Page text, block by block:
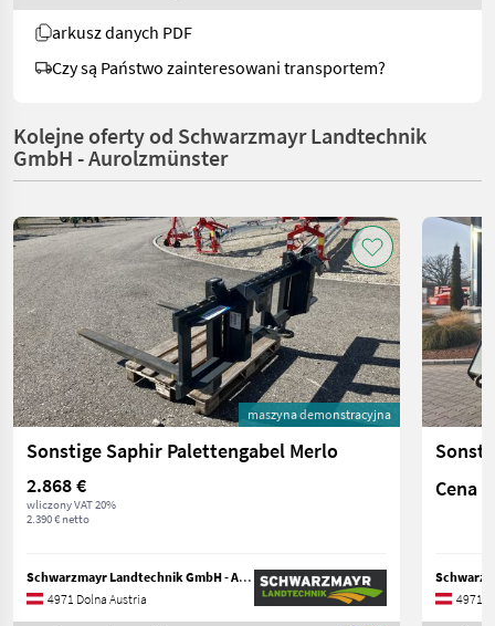
arkusz danych PDF
Czy są Państwo zainteresowani transportem?
Kolejne oferty od Schwarzmayr Landtechnik
GmbH - Aurolzmünster
maszyna demonstracyjna
Sonstige Saphir Palettengabel Merlo
2.868 €
wliczony VAT 20%
2.390 € netto
Schwarzmayr Landtechnik GmbH - Aurolzmünster
4971 Dolna Austria
Cena
4971